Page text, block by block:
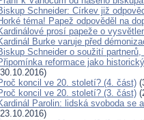
Schneider: Církev již
téma! Papež odpověděl na
prosí papeže o
Burke varuje před
Schneider o soužití
reformace jako
koncil ve 20. století? (4. část)
koncil ve 20. století? (3. část)
Parolin: lidská svoboda se